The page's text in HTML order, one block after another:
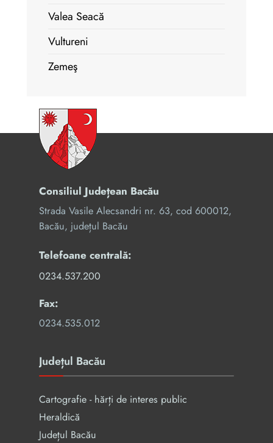
Valea Seacă
Vultureni
Zemeş
Consiliul Județean Bacău
Strada Vasile Alecsandri nr. 63, cod 600012,
Bacău, județul Bacău
Telefoane centrală:
0234.537.200
Fax:
0234.535.012
Județul Bacău
Cartografie - hărți de interes public
Heraldică
Județul Bacău